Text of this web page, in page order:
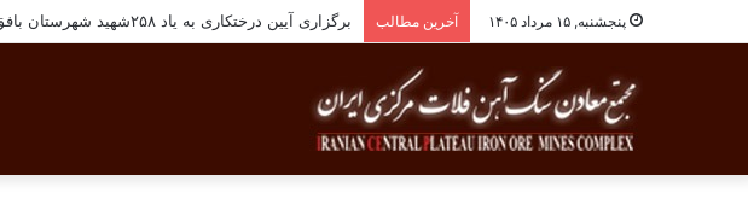
پنجشنبه, ۱۵ مرداد ۱۴۰۵ آخرین مطالب برگزاری آیین درختکاری به یاد ۲۵۸شهید شهرستان بافق